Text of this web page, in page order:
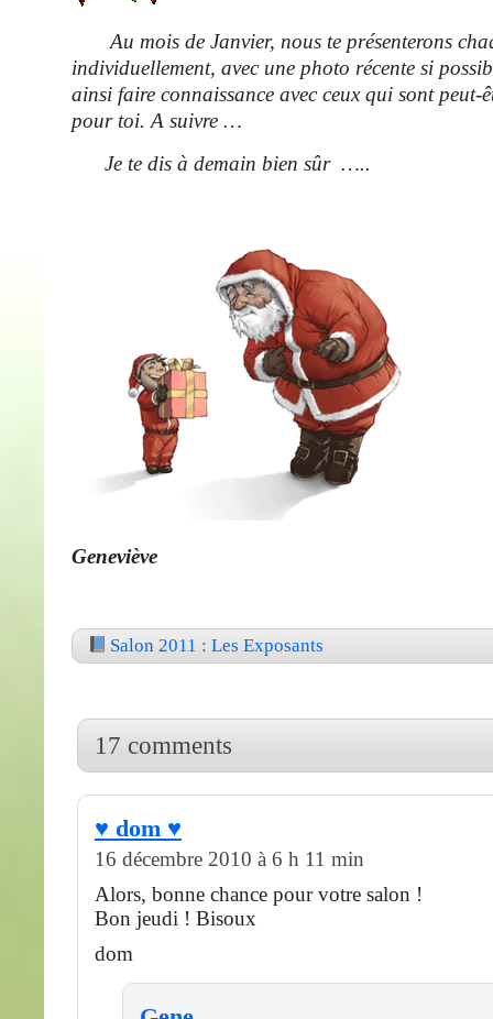
Au mois de Janvier, nous te présenterons
individuellement, avec une photo récente si
ainsi faire connaissance avec ceux qui sont peut-
pour toi. A suivre …
Je te dis à demain bien sûr …..
Geneviève
Salon 2011 : Les Exposants
17 comments
♥ dom ♥
16 décembre 2010 à 6 h 11 min
Alors, bonne chance pour votre salon !
Bon jeudi ! Bisoux
dom